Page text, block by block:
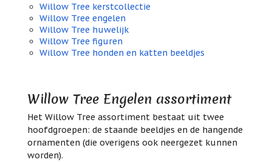
Willow Tree kerstcollectie
Willow Tree engelen
Willow Tree huwelijk
Willow Tree figuren
Willow Tree honden en katten beeldjes
Willow Tree Engelen assortiment
Het Willow Tree assortiment bestaat uit twee
hoofdgroepen: de staande beeldjes en de hangende
ornamenten (die overigens ook neergezet kunnen
worden).